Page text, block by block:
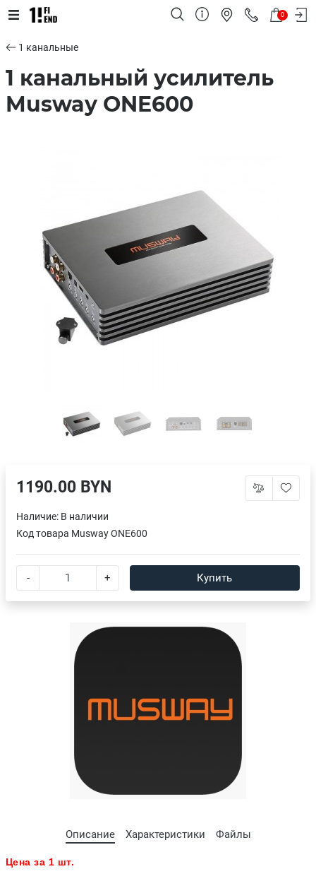
0
1 канальные
1 канальный усилитель
Musway ONE600
Описание Характеристики Файлы
Цена за 1 шт.
1190.00 BYN
Наличие: В наличии
Код товара Musway ONE600
- + Купить